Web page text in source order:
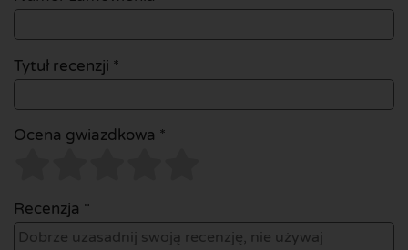
Tytuł recenzji *
Ocena gwiazdkowa *
Recenzja *